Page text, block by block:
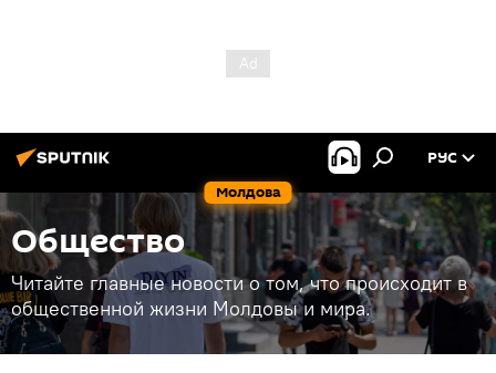
Молдова
РУС
Общество
Читайте главные новости о том, что происходит в
общественной жизни Молдовы и мира.